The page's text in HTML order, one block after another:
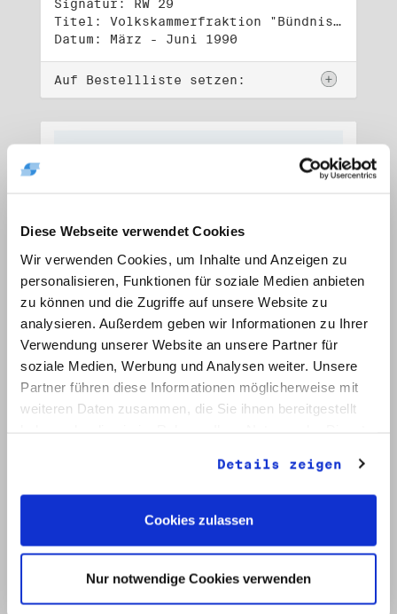
Diese Webseite verwendet Cookies
Wir verwenden Cookies, um Inhalte und Anzeigen zu
personalisieren, Funktionen für soziale Medien anbieten
zu können und die Zugriffe auf unsere Website zu
analysieren. Außerdem geben wir Informationen zu Ihrer
Verwendung unserer Website an unsere Partner für
soziale Medien, Werbung und Analysen weiter. Unsere
Partner führen diese Informationen möglicherweise mit
weiteren Daten zusammen, die Sie ihnen bereitgestellt
Details zeigen
Cookies zulassen
Nur notwendige Cookies verwenden
Signatur: RW 29
Titel: Volkskammerfraktion "Bündnis 90/Grüne" (1)
Datum: März - Juni 1990
Auf Bestellliste setzen:
Signatur: RW 30
Titel: Volkskammerfraktion "Bündnis 90/Grüne" (2)
Datum: Juli - Okt. 1990, o. D.